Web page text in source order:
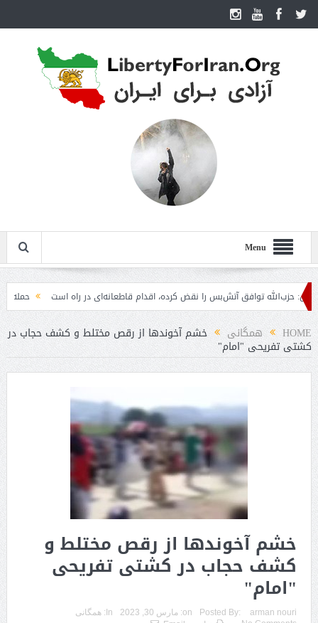
Menu
توافق آتش‌بس را نقض کرده، اقدام قاطعانه‌ای در راه است حمله دوباره
HOME همگانی خشم آخوندها از رقص مختلط و کشف حجاب در
کشتی تفریحی "امام"
خشم آخوندها از رقص مختلط و
کشف حجاب در کشتی تفریحی
"امام"
Posted By: arman nouri
on: مارس 30, 2023 In: همگانی